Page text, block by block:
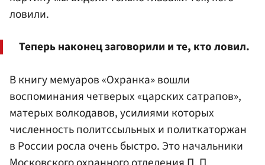
ловили.
Теперь наконец заговорили и те, кто ловил.
В книгу мемуаров «Охранка» вошли
воспоминания четверых «царских сатрапов»,
матерых волкодавов, усилиями которых
численность политссыльных и политкаторжан
в России росла очень быстро. Это начальники